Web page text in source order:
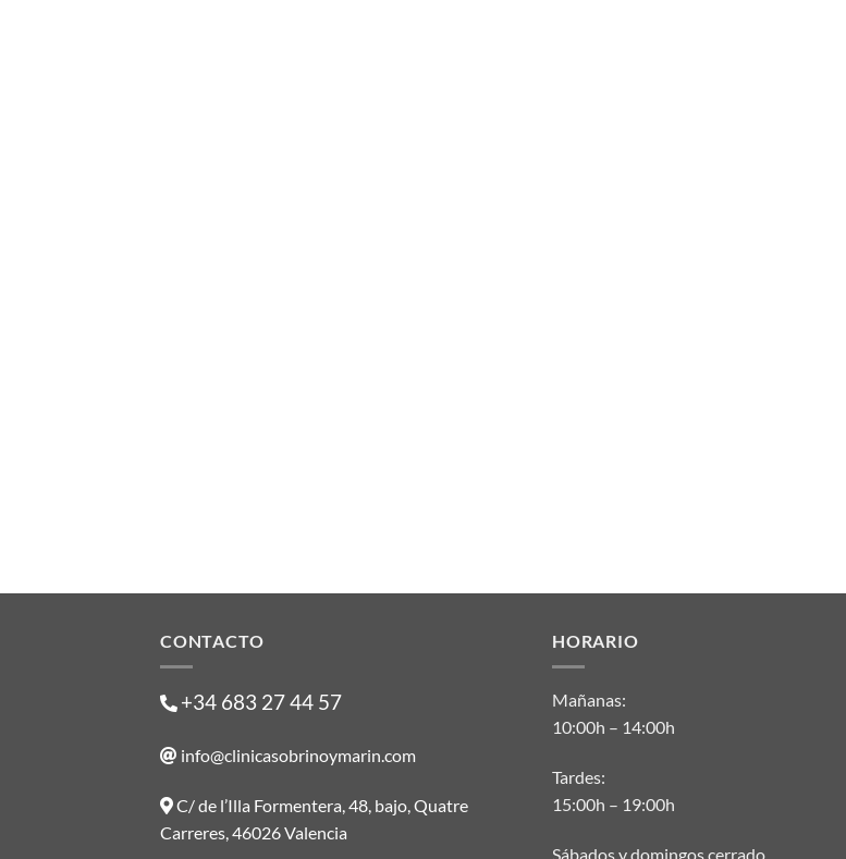
CONTACTO
+34 683 27 44 57
info@clinicasobrinoymarin.com
C/ de l’Illa Formentera, 48, bajo, Quatre
Carreres, 46026 Valencia
HORARIO
Mañanas:
10:00h – 14:00h
Tardes:
15:00h – 19:00h
Sábados y domingos cerrado.